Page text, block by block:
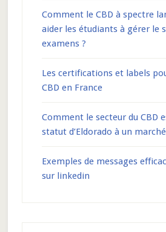
Comment le CBD à spectre
aider les étudiants à gérer le
examens ?
Les certifications et labels
CBD en France
Comment le secteur du CBD
statut d’Eldorado à un
Exemples de messages
sur linkedin